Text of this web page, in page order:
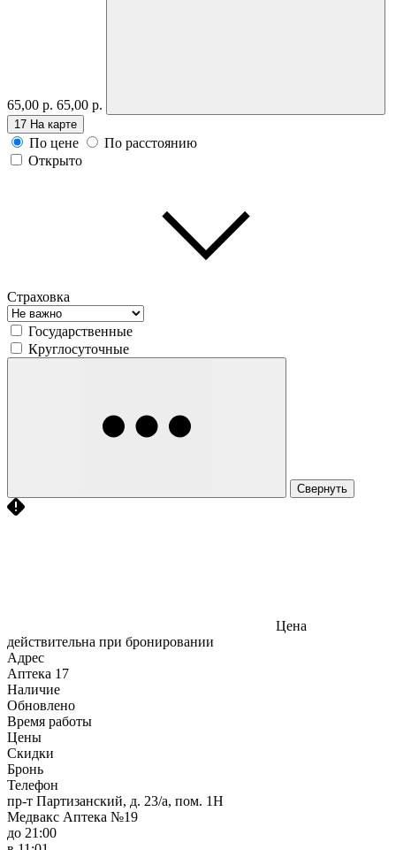
65,00 р. 65,00 р.
17 На карте
По цене
По расстоянию
Открыто
Страховка
Государственные
Круглосуточные
Свернуть
Цена
действительна при бронировании
Адрес
Аптека 17
Наличие
Обновлено
Время работы
Цены
Скидки
Бронь
Телефон
пр-т Партизанский, д. 23/а, пом. 1Н
Медвакс Аптека №19
до 21:00